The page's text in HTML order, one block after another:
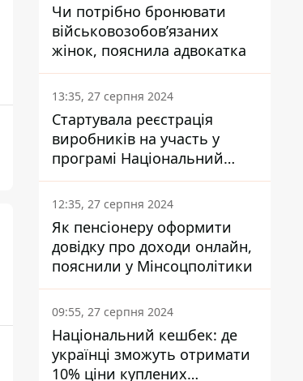
Чи потрібно бронювати
військовозобов’язаних
жінок, пояснила адвокатка
13:35, 27 серпня 2024
Стартувала реєстрація
виробників на участь у
програмі Національний
кешбек: як це зробити
через портал Дія
12:35, 27 серпня 2024
Як пенсіонеру оформити
довідку про доходи онлайн,
пояснили у Мінсоцполітики
09:55, 27 серпня 2024
Національний кешбек: де
українці зможуть отримати
10% ціни куплених